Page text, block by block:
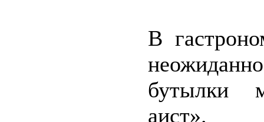
В
бутылки
аист».